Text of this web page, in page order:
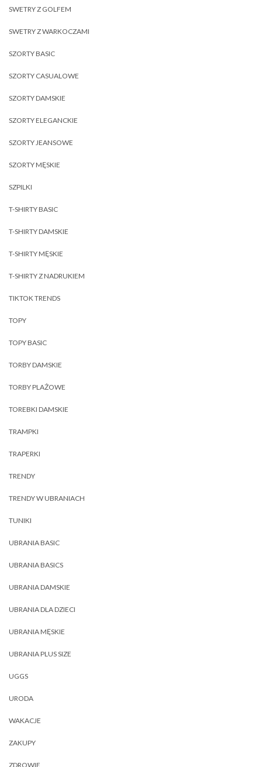
SWETRY Z GOLFEM
SWETRY Z WARKOCZAMI
SZORTY BASIC
SZORTY CASUALOWE
SZORTY DAMSKIE
SZORTY ELEGANCKIE
SZORTY JEANSOWE
SZORTY MĘSKIE
SZPILKI
T-SHIRTY BASIC
T-SHIRTY DAMSKIE
T-SHIRTY MĘSKIE
T-SHIRTY Z NADRUKIEM
TIKTOK TRENDS
TOPY
TOPY BASIC
TORBY DAMSKIE
TORBY PLAŻOWE
TOREBKI DAMSKIE
TRAMPKI
TRAPERKI
TRENDY
TRENDY W UBRANIACH
TUNIKI
UBRANIA BASIC
UBRANIA BASICS
UBRANIA DAMSKIE
UBRANIA DLA DZIECI
UBRANIA MĘSKIE
UBRANIA PLUS SIZE
UGGS
URODA
WAKACJE
ZAKUPY
ZDROWIE